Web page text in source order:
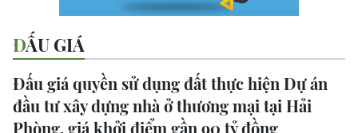
ĐẤU GIÁ
Đấu giá quyền sử dụng đất thực hiện Dự án
đầu tư xây dựng nhà ở thương mại tại Hải
Phòng, giá khởi điểm gần 90 tỷ đồng